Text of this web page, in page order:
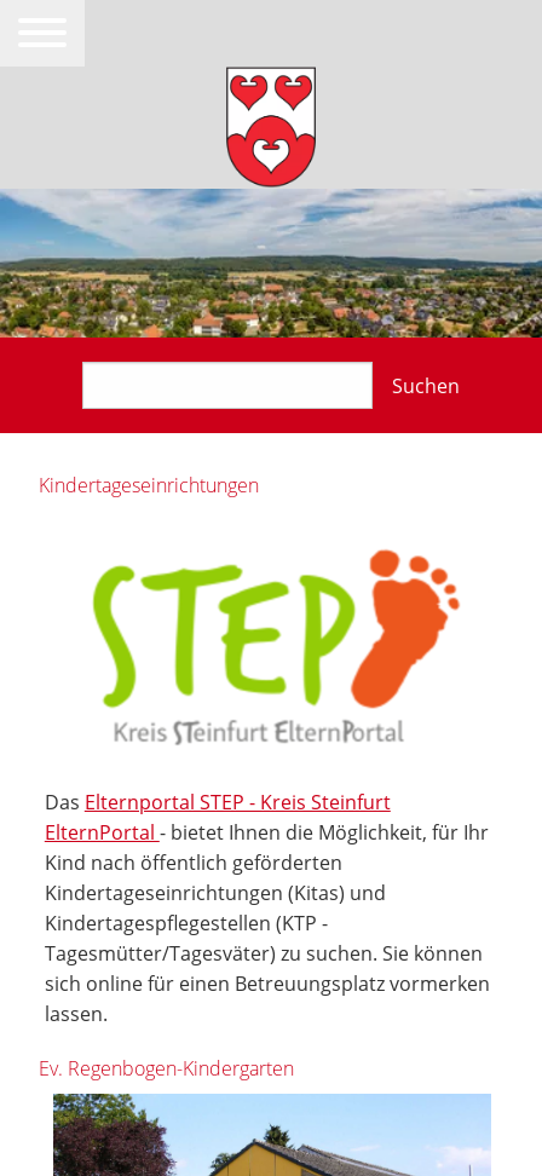
Suchen
Kindertageseinrichtungen
Das Elternportal STEP - Kreis Steinfurt
ElternPortal - bietet Ihnen die Möglichkeit, für Ihr
Kind nach öffentlich geförderten
Kindertageseinrichtungen (Kitas) und
Kindertagespflegestellen (KTP -
Tagesmütter/Tagesväter) zu suchen. Sie können
sich online für einen Betreuungsplatz vormerken
lassen.
Ev. Regenbogen-Kindergarten